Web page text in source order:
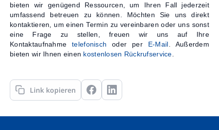
bieten wir genügend Ressourcen, um Ihren Fall jederzeit
umfassend betreuen zu können. Möchten Sie uns direkt
kontaktieren, um einen Termin zu vereinbaren oder uns sonst
eine Frage zu stellen, freuen wir uns auf Ihre
Kontaktaufnahmetelefonisch oder per E-Mail . Außerdem
bieten wir Ihnen einen kostenlosen Rückrufservice
Link kopieren